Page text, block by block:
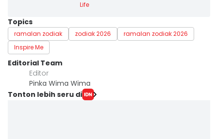
Life
Topics
ramalan zodiak zodiak 2026
ramalan zodiak 2026
Inspire Me
Editorial Team
Editor
Pinka Wima Wima
Tonton lebih seru di